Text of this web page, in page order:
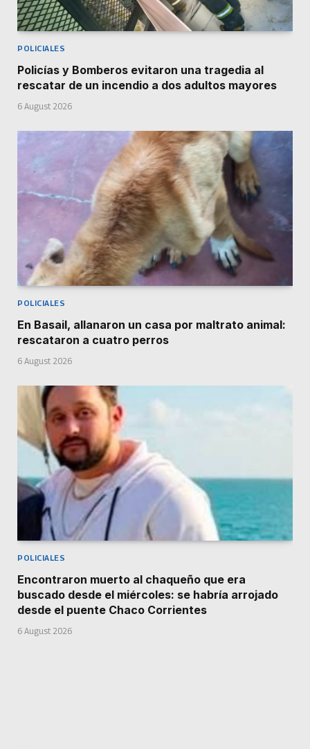
POLICIALES
Policías y Bomberos evitaron una tragedia al
rescatar de un incendio a dos adultos mayores
6 August 2026
POLICIALES
En Basail, allanaron un casa por maltrato animal:
rescataron a cuatro perros
6 August 2026
POLICIALES
Encontraron muerto al chaqueño que era
buscado desde el miércoles: se habría arrojado
desde el puente Chaco Corrientes
6 August 2026